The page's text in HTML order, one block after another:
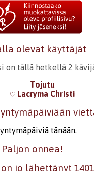
olevat käyttäjät
on tällä hetkellä 2
Tojutu
Lacryma Christi
tänään.
Paljon onnea!
jo lähettänyt